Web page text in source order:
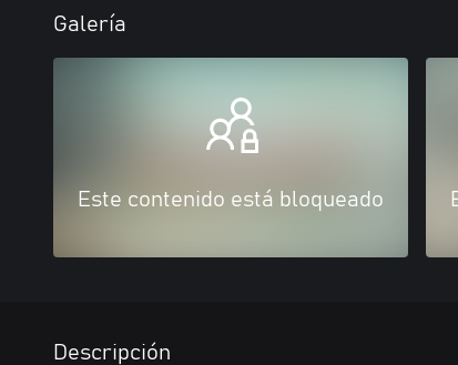
Galería
Este contenido está bloqueado
Descripción